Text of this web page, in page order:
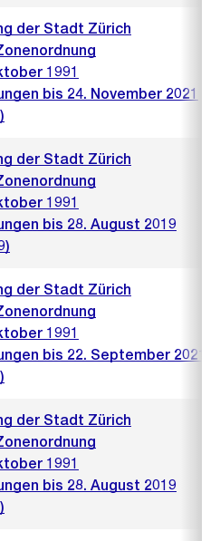
der Stadt Zürich
1991
bis 24. November 2021
der Stadt Zürich
1991
bis 28. August 2019
der Stadt Zürich
1991
bis 22. September 2021
der Stadt Zürich
1991
bis 28. August 2019